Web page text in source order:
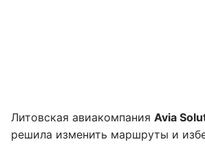
Литовская авиакомпания Avia
решила изменить маршруты и